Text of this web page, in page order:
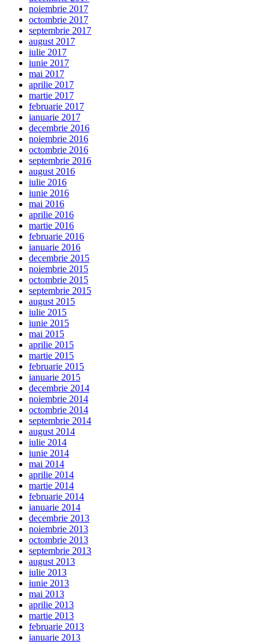
noiembrie 2017
octombrie 2017
septembrie 2017
august 2017
iulie 2017
iunie 2017
mai 2017
aprilie 2017
martie 2017
februarie 2017
ianuarie 2017
decembrie 2016
noiembrie 2016
octombrie 2016
septembrie 2016
august 2016
iulie 2016
iunie 2016
mai 2016
aprilie 2016
martie 2016
februarie 2016
ianuarie 2016
decembrie 2015
noiembrie 2015
octombrie 2015
septembrie 2015
august 2015
iulie 2015
iunie 2015
mai 2015
aprilie 2015
martie 2015
februarie 2015
ianuarie 2015
decembrie 2014
noiembrie 2014
octombrie 2014
septembrie 2014
august 2014
iulie 2014
iunie 2014
mai 2014
aprilie 2014
martie 2014
februarie 2014
ianuarie 2014
decembrie 2013
noiembrie 2013
octombrie 2013
septembrie 2013
august 2013
iulie 2013
iunie 2013
mai 2013
aprilie 2013
martie 2013
februarie 2013
ianuarie 2013